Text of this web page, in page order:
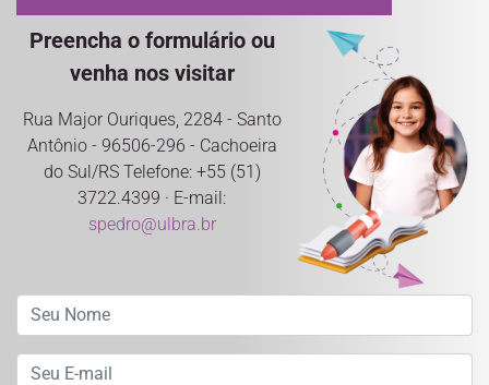
Preencha o formulário ou
venha nos visitar
Rua Major Ouriques, 2284 - Santo
Antônio - 96506-296 - Cachoeira
do Sul/RS Telefone: +55 (51)
3722.4399 · E-mail:
spedro@ulbra.br